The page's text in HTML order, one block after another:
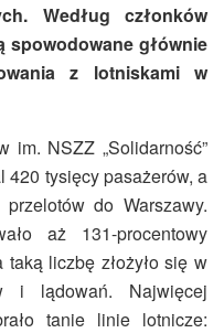
Według członków
spowodowane głównie
z lotniskami w
im. NSZZ „Solidarność”
420 tysięcy pasażerów, a
do Warszawy.
aż 131-procentowy
liczbę złożyło się w
i lądowań. Najwięcej
tanie linie lotnicze: